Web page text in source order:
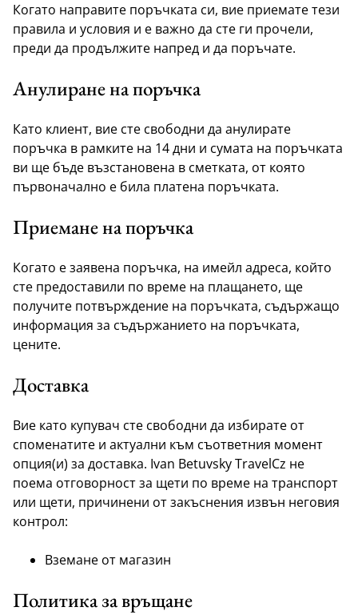
Когато направите поръчката си, вие приемате тези
правила и условия и е важно да сте ги прочели,
преди да продължите напред и да поръчате.
Анулиране на поръчка
Като клиент, вие сте свободни да анулирате
поръчка в рамките на 14 дни и сумата на поръчката
ви ще бъде възстановена в сметката, от която
първоначално е била платена поръчката.
Приемане на поръчка
Когато е заявена поръчка, на имейл адреса, който
сте предоставили по време на плащането, ще
получите потвърждение на поръчката, съдържащо
информация за съдържанието на поръчката,
цените.
Доставка
Вие като купувач сте свободни да избирате от
споменатите и актуални към съответния момент
опция(и) за доставка. Ivan Betuvsky TravelCz не
поема отговорност за щети по време на транспорт
или щети, причинени от закъснения извън неговия
контрол:
Вземане от магазин
Политика за връщане